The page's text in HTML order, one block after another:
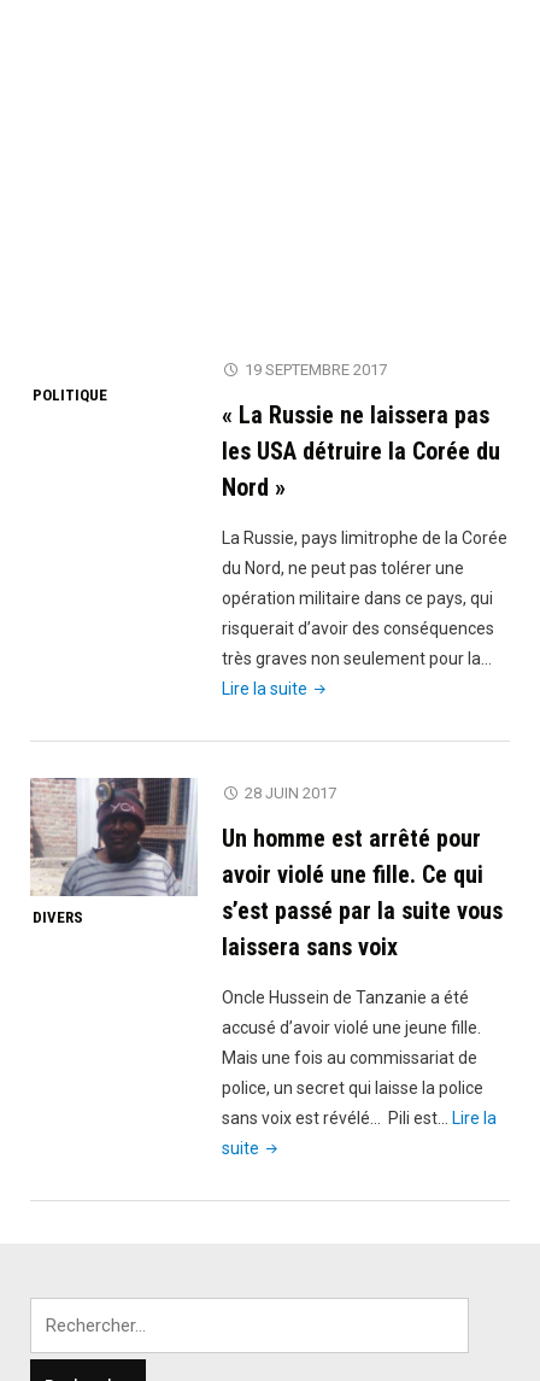
POLITIQUE
19 SEPTEMBRE 2017
« La Russie ne laissera pas
les USA détruire la Corée du
Nord »
La Russie, pays limitrophe de la Corée
du Nord, ne peut pas tolérer une
opération militaire dans ce pays, qui
risquerait d’avoir des conséquences
très graves non seulement pour la…
Lire la suite "«
Russie
pas
les
USA
détruire
la
Corée
du
Nord
DIVERS
28 JUIN 2017
Un homme est arrêté pour
avoir violé une fille. Ce qui
s’est passé par la suite vous
laissera sans voix
Oncle Hussein de Tanzanie a été
accusé d’avoir violé une jeune fille.
Mais une fois au commissariat de
police, un secret qui laisse la police
sans voix est révélé… Pili est…
Lire la
suite "Un
est
avoir
une